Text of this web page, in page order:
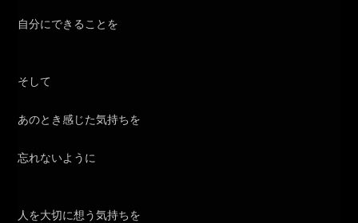
自分にできることを
そして
あのとき感じた気持ちを
忘れないように
人を大切に想う気持ちを